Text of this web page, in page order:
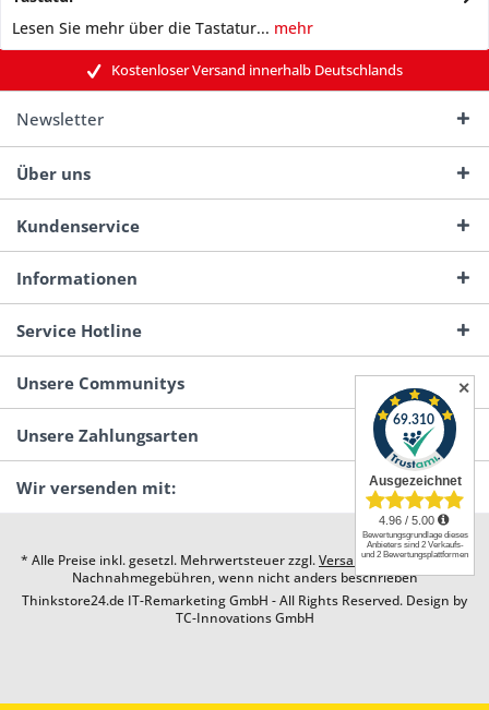
Lesen Sie mehr über die Tastatur... mehr
Kostenloser Versand innerhalb Deutschlands
Newsletter
Über uns
Kundenservice
Informationen
Service Hotline
Unsere Communitys
Unsere Zahlungsarten
Wir versenden mit:
* Alle Preise inkl. gesetzl. Mehrwertsteuer zzgl.Versandkostenund ggf.
Nachnahmegebühren, wenn nicht anders beschrieben
Thinkstore24.de IT-Remarketing GmbH - All Rights Reserved. Design by
TC-Innovations GmbH
✕